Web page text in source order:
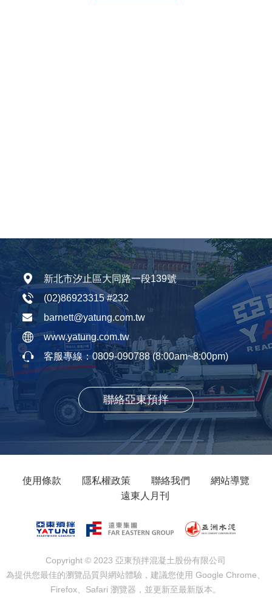
新北市汐止區大同路一段139號
(02)86923315#232
barnett@yatung.com.tw
www.yatung.com.tw
客服專線：0809-090788(8:00am~8:00pm)
聯絡亞東預拌
使用條款 隱私權政策 聯絡我們
網站導覽
遠東人月刊
Copyright © 2023 亞東預拌混凝土股份有限公司
為提供您最佳的瀏覽品質與網站體驗，建議您使用 Google Chrome、
Firefox、Safari 瀏覽器，並更新至最新版本。